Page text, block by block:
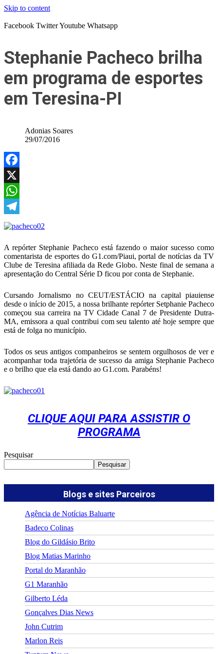
Skip to content
Facebook TwitterYoutube Whatsapp
Stephanie Pacheco brilha
em programa de esportes
em Teresina-PI
Adonias Soares
29/07/2016
Facebook
X
WhatsApp
Telegram
A repórter Stephanie Pacheco está fazendo o maior sucesso como
comentarista de esportes do G1.com/Piaui, portal de notícias da TV
Clube de Teresina afiliada da Rede Globo. Neste final de semana a
apresentação do Central Série D ficou por conta de Stephanie.
Cursando Jornalismo no CEUT/ESTÁCIO na capital piauiense
desde o início de 2015, a nossa brilhante repórter Setphanie Pacheco
começou sua carreira na TV Cidade Canal 7 de Presidente Dutra-
MA, emissora a qual contribui com seu talento até hoje sempre que
está de folga no município.
Todos os seus antigos companheiros se sentem orgulhosos de ver e
acompanhar toda trajetória de sucesso da amiga Stephanie Pacheco
e o brilho que ela está dando ao G1.com. Parabéns!
CLIQUE AQUI PARA ASSISTIR O
PROGRAMA
Pesquisar
Pesquisar
Blogs e sites Parceiros
Agência de Notícias Baluarte
Badeco Colinas
Blog do Gildásio Brito
Blog Matias Marinho
Portal do Maranhão
G1 Maranhão
Gilberto Léda
Gonçalves Dias News
John Cutrim
Marlon Reis